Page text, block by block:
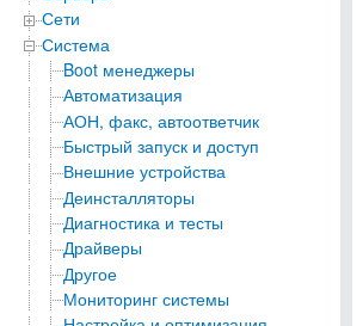
Сети
Система
Boot менеджеры
Автоматизация
АОН, факс, автоответчик
Быстрый запуск и доступ
Внешние устройства
Деинсталляторы
Диагностика и тесты
Драйверы
Другое
Мониторинг системы